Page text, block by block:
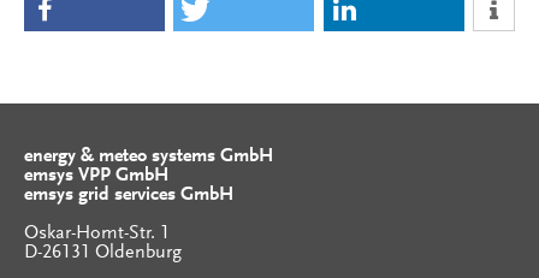
energy & meteo systems GmbH
emsys VPP GmbH
emsys grid services GmbH
Oskar-Homt-Str. 1
D-26131 Oldenburg